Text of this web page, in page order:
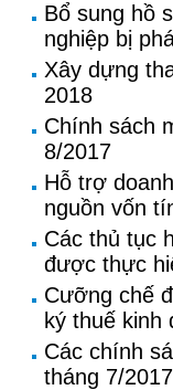
Bổ sung hồ
nghiệp bị
Xây dựng
2018
Chính sách
8/2017
Hỗ trợ
nguồn vốn
Các thủ tục
được thực
Cưỡng chế
ký thuế kinh
Các chính
tháng 7/2017